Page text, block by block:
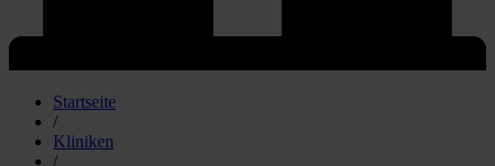
Startseite
/
Kliniken
/